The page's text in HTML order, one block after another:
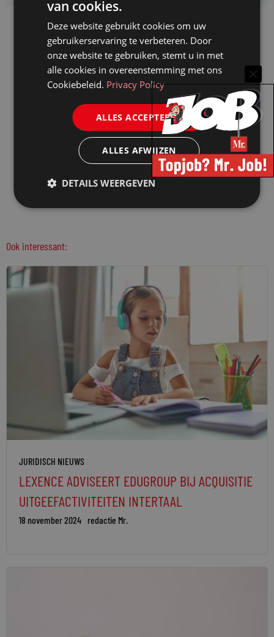
Ook interessant:
JURIDISCH NIEUWS
LEXENCE ADVISEERT EDUGROUP BIJ ACQUISITIE
UITGEEFACTIVITEITEN INTERTAAL
18 november 2024 redactie Mr.
van cookies.
Deze website gebruikt cookies om uw
gebruikerservaring te verbeteren. Door
onze website te gebruiken, stemt u in met
alle cookies in overeenstemming met ons
Cookiebeleid. Privacy Policy
ALLES ACCEPTEREN
ALLES AFWIJZEN
DETAILS WEERGEVEN